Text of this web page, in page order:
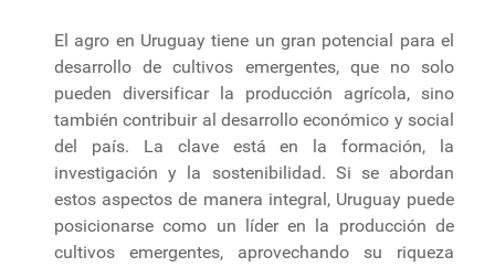
El agro en Uruguay tiene un gran potencial para el
desarrollo de cultivos emergentes, que no solo
pueden diversificar la producción agrícola, sino
también contribuir al desarrollo económico y social
del país. La clave está en la formación, la
investigación y la sostenibilidad. Si se abordan
estos aspectos de manera integral, Uruguay puede
posicionarse como un líder en la producción de
cultivos emergentes, aprovechando su riqueza